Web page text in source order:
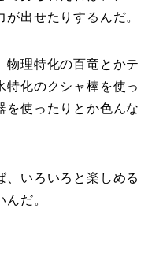
出せたりするんだ。
物理特化の百竜とかテ
特化のクシャ棒を使っ
を使ったりとか色んな
、いろいろと楽しめる
だ。